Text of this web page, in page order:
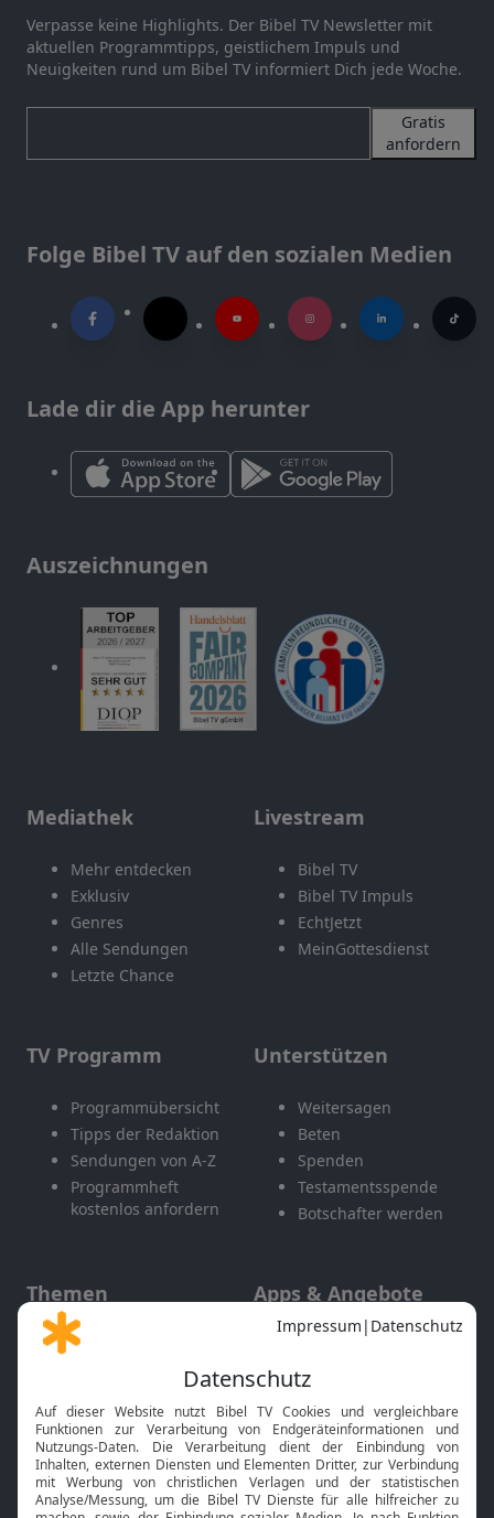
Verpasse keine Highlights. Der Bibel TV Newsletter mit
aktuellen Programmtipps, geistlichem Impuls und
Neuigkeiten rund um Bibel TV informiert Dich jede Woche.
Gratis
anfordern
Folge Bibel TV auf den sozialen Medien
Lade dir die App herunter
Auszeichnungen
Mediathek
Mehr entdecken
Exklusiv
Genres
Alle Sendungen
Letzte Chance
Livestream
Bibel TV
Bibel TV Impuls
EchtJetzt
MeinGottesdienst
TV Programm
Programmübersicht
Tipps der Redaktion
Sendungen von A-Z
Programmheft
kostenlos anfordern
Unterstützen
Weitersagen
Beten
Spenden
Testamentsspende
Botschafter werden
Themen
Gott und Bibel erklärt
Neuigkeiten
Apps & Angebote
Mobile App
Smart TV
HbbTV
Bibelthek Online-Bibel
Nächster Gottesdienst